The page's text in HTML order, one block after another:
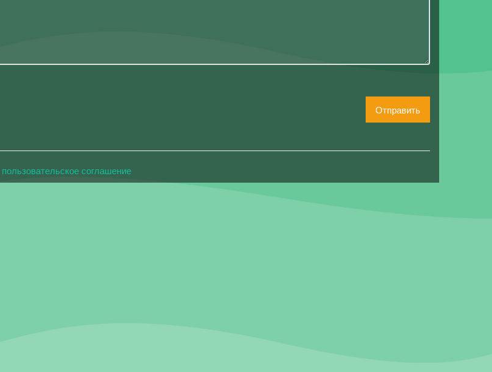
Отправить
пользовательское соглашение